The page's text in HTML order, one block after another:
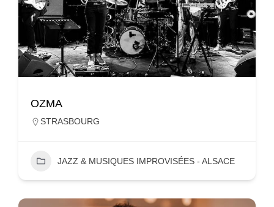
OZMA
STRASBOURG
JAZZ & MUSIQUES IMPROVISÉES - ALSACE